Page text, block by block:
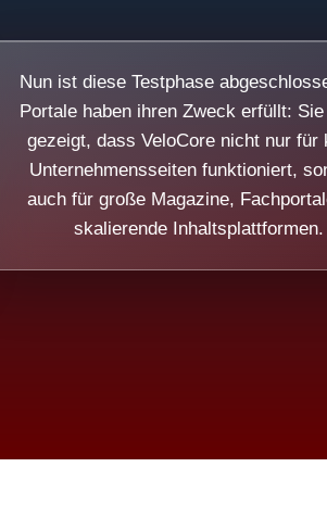
Nun ist diese Testphase
Portale haben ihren Zweck erfüllt:
gezeigt, dass VeloCore nicht nur für
Unternehmensseiten funktioniert,
auch für große Magazine,
skalierende Inhaltsplattformen.